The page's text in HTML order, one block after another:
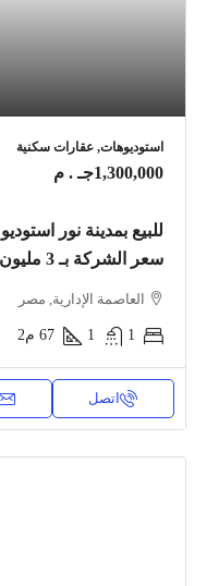
استوديوهات, عقارات سكنية
1,300,000جـ . م
سعر الشركة بـ 3 مليون
العاصمة الإدارية, مصر
1
1
67 م2
اتصل